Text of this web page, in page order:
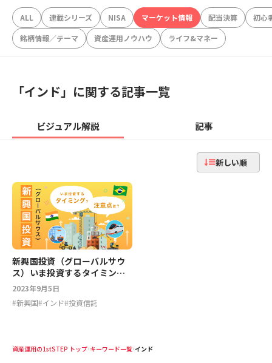
ALL 連載シリーズ NISA マーケット情報 配当決算
初心
銘柄情報／テーマ
資産運用ノウハウ ライフ&マネー
「インド」に関する記事一覧
ビジュアル解説 記事
新しい順
新興国投資（グローバルサウ
ス）いま投資するタイミン
グ？注意点は？
2023年9月5日
#新興国#インド#投資信託
資産運用の1stSTEP トップ キーワード一覧 インド